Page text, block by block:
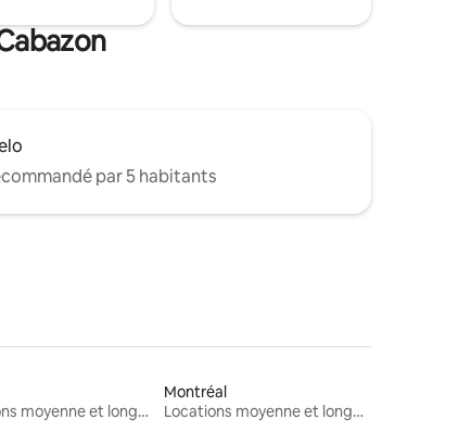
par 5 habitants
Locations moyenne et longue durée
Montréal
Locations moyenne et longue durée